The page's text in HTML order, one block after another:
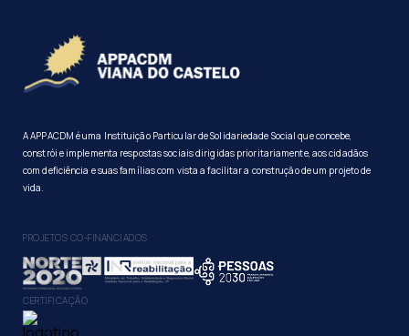
A APPACDM é uma Instituição Particular de Solidariedade Social que concebe,
constrói e implementa respostas sociais dirigidas prioritariamente, aos cidadãos
com deficiência e suas famílias com vista a facilitar a construção de um projeto de
vida.
PROJETOS CO-FINANCIADOS
CERTIFICAÇÃO